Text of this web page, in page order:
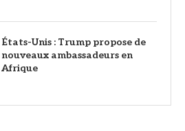
États-Unis : Trump propose de
nouveaux ambassadeurs en
Afrique